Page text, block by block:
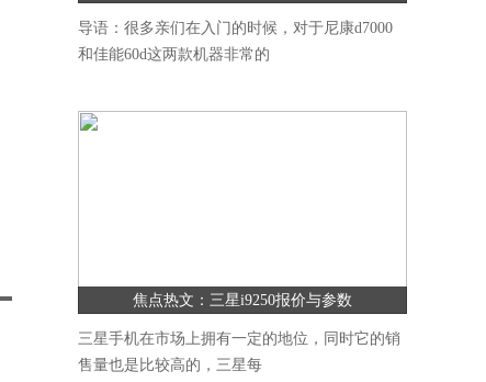
导语：很多亲们在入门的时候，对于尼康d7000
和佳能60d这两款机器非常的
焦点热文：三星i9250报价与参数
三星手机在市场上拥有一定的地位，同时它的销
售量也是比较高的，三星每